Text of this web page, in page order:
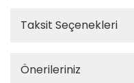
Taksit Seçenekleri
Önerileriniz